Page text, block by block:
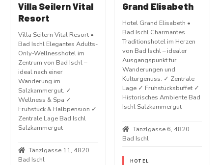
Villa Seilern Vital
Resort
Villa Seilern Vital Resort •
Bad Ischl Elegantes Adults-
Only-Wellnesshotel im
Zentrum von Bad Ischl –
ideal nach einer
Wanderung im
Salzkammergut. ✓
Wellness & Spa ✓
Frühstück & Halbpension ✓
Zentrale Lage Bad Ischl
Salzkammergut
Tänzlgasse 11, 4820
Bad Ischl
Grand Elisabeth
Hotel Grand Elisabeth •
Bad Ischl Charmantes
Traditionshotel im Herzen
von Bad Ischl – idealer
Ausgangspunkt für
Wanderungen und
Kulturgenuss. ✓ Zentrale
Lage ✓ Frühstücksbuffet ✓
Historisches Ambiente Bad
Ischl Salzkammergut
Tänzlgasse 6, 4820
Bad Ischl
HOTEL